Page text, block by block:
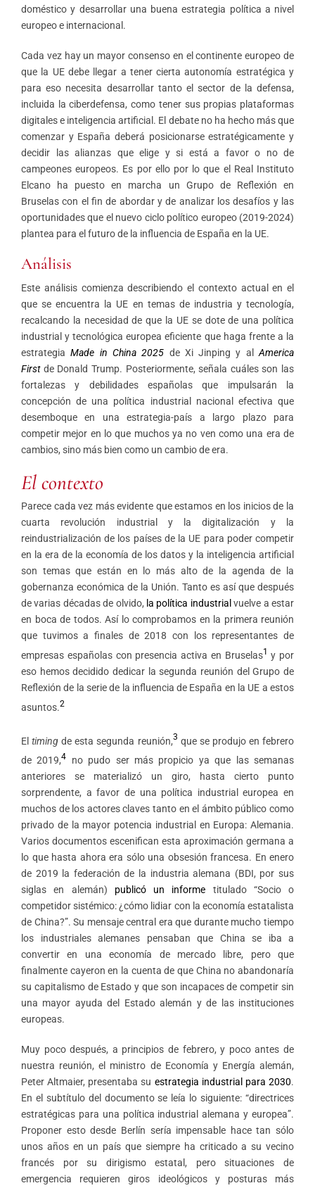
doméstico y desarrollar una buena estrategia política a nivel
europeo e internacional.
Cada vez hay un mayor consenso en el continente europeo de
que la UE debe llegar a tener cierta autonomía estratégica y
para eso necesita desarrollar tanto el sector de la defensa,
incluida la ciberdefensa, como tener sus propias plataformas
digitales e inteligencia artificial. El debate no ha hecho más que
comenzar y España deberá posicionarse estratégicamente y
decidir las alianzas que elige y si está a favor o no de
campeones europeos. Es por ello por lo que el Real Instituto
Elcano ha puesto en marcha un Grupo de Reflexión en
Bruselas con el fin de abordar y de analizar los desafíos y las
oportunidades que el nuevo ciclo político europeo (2019-2024)
plantea para el futuro de la influencia de España en la UE.
Análisis
Este análisis comienza describiendo el contexto actual en el
que se encuentra la UE en temas de industria y tecnología,
recalcando la necesidad de que la UE se dote de una política
industrial y tecnológica europea eficiente que haga frente a la
estrategiaMade in China 2025 de Xi Jinping y alAmerica
First de Donald Trump. Posteriormente, señala cuáles son las
fortalezas y debilidades españolas que impulsarán la
concepción de una política industrial nacional efectiva que
desemboque en una estrategia-país a largo plazo para
competir mejor en lo que muchos ya no ven como una era de
cambios, sino más bien como un cambio de era.
El contexto
Parece cada vez más evidente que estamos en los inicios de la
cuarta revolución industrial y la digitalización y la
reindustrialización de los países de la UE para poder competir
en la era de la economía de los datos y la inteligencia artificial
son temas que están en lo más alto de la agenda de la
gobernanza económica de la Unión. Tanto es así que después
de varias décadas de olvido, la política industrial vuelve a estar
en boca de todos. Así lo comprobamos en la primera reunión
que tuvimos a finales de 2018 con los representantes de
empresas españolas con presencia activa en Bruselas1 y por
eso hemos decidido dedicar la segunda reunión del Grupo de
Reflexión de la serie de la influencia de España en la UE a estos
asuntos.2
El timing de esta segunda reunión,3 que se produjo en febrero
de 2019,4
no pudo ser más propicio ya que las semanas
anteriores se materializó un giro, hasta cierto punto
sorprendente, a favor de una política industrial europea en
muchos de los actores claves tanto en el ámbito público como
privado de la mayor potencia industrial en Europa: Alemania.
Varios documentos escenifican esta aproximación germana a
lo que hasta ahora era sólo una obsesión francesa. En enero
de 2019 la federación de la industria alemana (BDI, por sus
siglas en alemán) publicó un informe titulado “Socio o
competidor sistémico: ¿cómo lidiar con la economía estatalista
de China?”. Su mensaje central era que durante mucho tiempo
los industriales alemanes pensaban que China se iba a
convertir en una economía de mercado libre, pero que
finalmente cayeron en la cuenta de que China no abandonaría
su capitalismo de Estado y que son incapaces de competir sin
una mayor ayuda del Estado alemán y de las instituciones
europeas.
Muy poco después, a principios de febrero, y poco antes de
nuestra reunión, el ministro de Economía y Energía alemán,
Peter Altmaier, presentaba su estrategia industrial para 2030.
En el subtítulo del documento se leía lo siguiente: “directrices
estratégicas para una política industrial alemana y europea”.
Proponer esto desde Berlín sería impensable hace tan sólo
unos años en un país que siempre ha criticado a su vecino
francés por su dirigismo estatal, pero situaciones de
emergencia requieren giros ideológicos y posturas más